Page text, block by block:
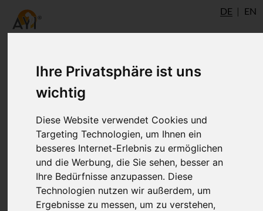
Ihre Privatsphäre ist uns
wichtig
Diese Website verwendet Cookies und
Targeting Technologien, um Ihnen ein
besseres Internet-Erlebnis zu ermöglichen
und die Werbung, die Sie sehen, besser an
Ihre Bedürfnisse anzupassen. Diese
Technologien nutzen wir außerdem, um
Ergebnisse zu messen, um zu verstehen,
DE EN